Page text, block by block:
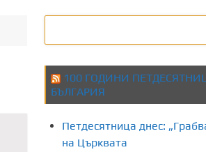
100 ГОДИНИ
БЪЛГАРИЯ
Петдесятница днес:
на Църквата